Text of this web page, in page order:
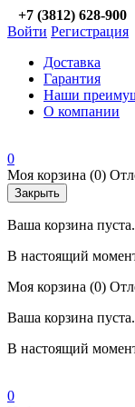
+7 (3812) 628-900
Войти Регистрация
Доставка
Гарантия
Наши
О компании
0
Моя корзина (0)
Закрыть
Ваша корзина
В настоящий
Моя корзина (0)
Ваша корзина
В настоящий
0